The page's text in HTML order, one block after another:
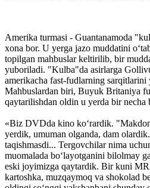
Amerika turmasi - Guantanamoda
xona bor. U yerga jazo muddatini
topilgan mahbuslar keltirilib, bir
yuboriladi. "Kulba"da asirlarga
amerikacha fast-fudlarning
Mahbuslardan biri, Buyuk Britaniya
qaytarilishdan oldin u yerda bir necha
«Biz DVDda kino ko‘rardik.
yerdik, umuman olganda, dam
taqishmasdi... Tergovchilar nima
muomalada bo‘layotganini bilolmay
eski joyimizga qaytardik. Bir kuni
kartoshka, muzqaymoq va shokolad